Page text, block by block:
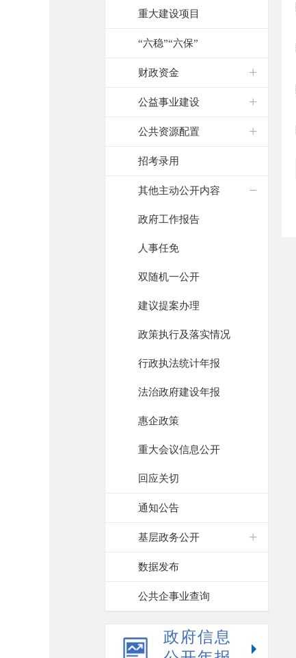
重大建设项目
“六稳”“六保”
财政资金
公益事业建设
公共资源配置
招考录用
其他主动公开内容
政府工作报告
人事任免
双随机一公开
建议提案办理
政策执行及落实情况
行政执法统计年报
法治政府建设年报
惠企政策
重大会议信息公开
回应关切
通知公告
基层政务公开
数据发布
公共企事业查询
政府信息